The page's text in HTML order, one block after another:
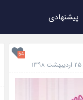
پیشنهادی
54